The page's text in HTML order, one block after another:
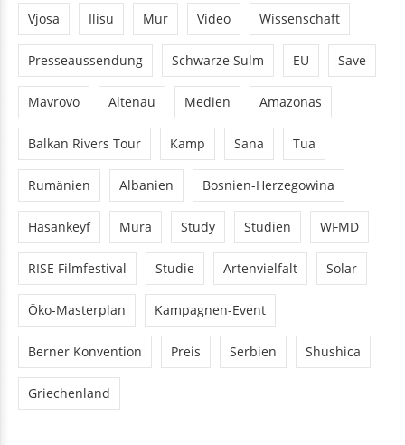
Vjosa Ilisu Mur Video Wissenschaft
Presseaussendung Schwarze Sulm EU Save
Mavrovo Altenau Medien Amazonas
Balkan Rivers Tour Kamp Sana Tua
Rumänien Albanien Bosnien-Herzegowina
Hasankeyf Mura Study Studien WFMD
RISE Filmfestival Studie Artenvielfalt Solar
Öko-Masterplan Kampagnen-Event
Berner Konvention Preis Serbien Shushica
Griechenland